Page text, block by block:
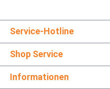
Service-Hotline
Shop Service
Informationen